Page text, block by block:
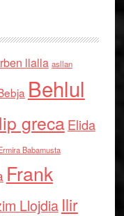
llalla asllan
Behlul
grecaElida
Babamusta
Frank
Llojdia Ilir